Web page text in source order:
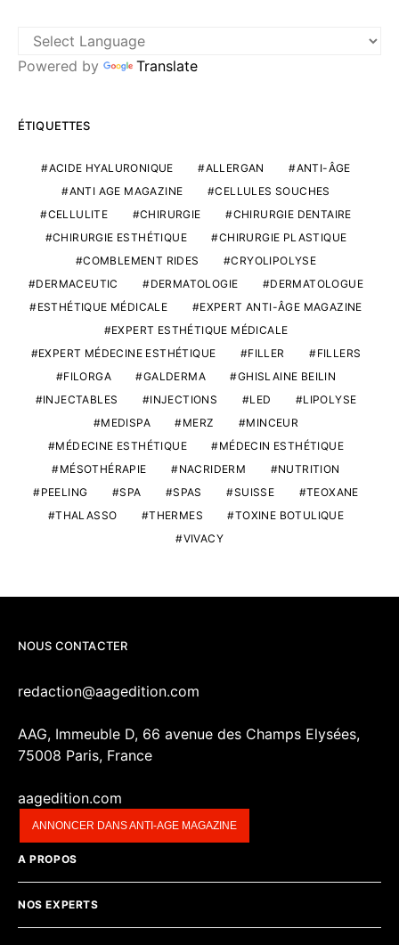
Powered by Translate
ÉTIQUETTES
ACIDE HYALURONIQUE ALLERGAN
ANTI-ÂGE
ANTI AGE MAGAZINE
CELLULES SOUCHES
CELLULITE
CHIRURGIE
CHIRURGIE DENTAIRE
CHIRURGIE ESTHÉTIQUE
CHIRURGIE PLASTIQUE
COMBLEMENT RIDES
CRYOLIPOLYSE
DERMACEUTIC
DERMATOLOGIE
DERMATOLOGUE
ESTHÉTIQUE MÉDICALE
EXPERT ANTI-ÂGE MAGAZINE
EXPERT ESTHÉTIQUE MÉDICALE
EXPERT MÉDECINE ESTHÉTIQUE
FILLER
FILLERS
FILORGA
GALDERMA
GHISLAINE BEILIN
INJECTABLES
INJECTIONS LED
LIPOLYSE
MEDISPA
MERZ
MINCEUR
MÉDECINE ESTHÉTIQUE
MÉDECIN ESTHÉTIQUE
MÉSOTHÉRAPIE
NACRIDERM
NUTRITION
PEELING
SPA SPAS SUISSE
TEOXANE
THALASSO
THERMES
TOXINE BOTULIQUE
VIVACY
NOUS CONTACTER
redaction@aagedition.com
AAG, Immeuble D, 66 avenue des Champs Elysées,
75008 Paris, France
aagedition.com
ANNONCER DANS ANTI-AGE MAGAZINE
A PROPOS
NOS EXPERTS